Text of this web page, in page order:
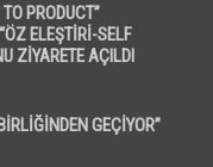
PRODUCT”
ELEŞTİRİ-SELF
ZİYARETE AÇILDI
GEÇİYOR”